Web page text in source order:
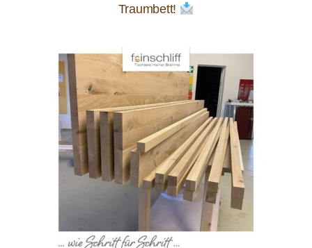
Traumbett!